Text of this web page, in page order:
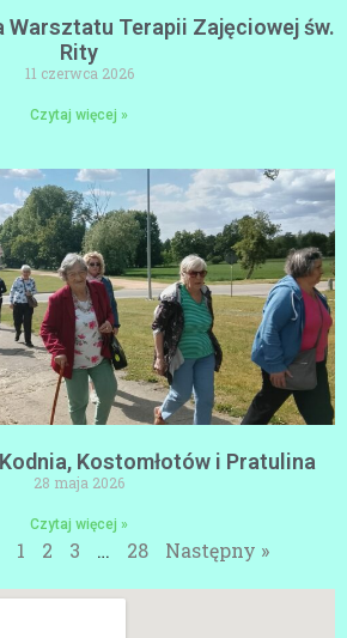
Terapii Zajęciowej św.
Rity
11 czerwca 2026
Czytaj więcej »
Kostomłotów i Pratulina
28 maja 2026
Czytaj więcej »
1 2 3 … 28 Następny »